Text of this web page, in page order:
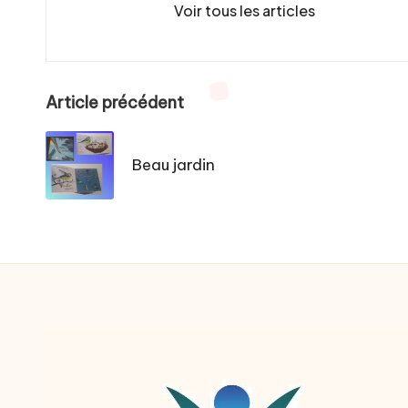
Voir tous les articles
Post
navigation
Article précédent
Beau jardin